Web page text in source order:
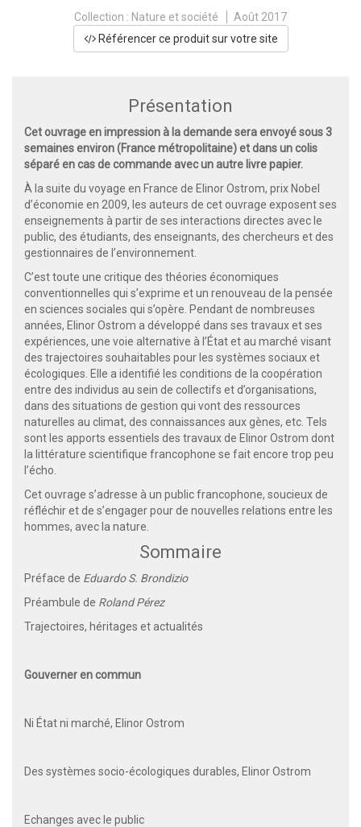
Collection : Nature et société
Août 2017
Référencer ce produit sur votre site
Présentation
Cet ouvrage en impression à la demande sera envoyé sous 3
semaines environ (France métropolitaine) et dans un colis
séparé en cas de commande avec un autre livre papier.
À la suite du voyage en France de Elinor Ostrom, prix Nobel
d’économie en 2009, les auteurs de cet ouvrage exposent ses
enseignements à partir de ses interactions directes avec le
public, des étudiants, des enseignants, des chercheurs et des
gestionnaires de l’environnement.
C’est toute une critique des théories économiques
conventionnelles qui s’exprime et un renouveau de la pensée
en sciences sociales qui s’opère. Pendant de nombreuses
années, Elinor Ostrom a développé dans ses travaux et ses
expériences, une voie alternative à l’État et au marché visant
des trajectoires souhaitables pour les systèmes sociaux et
écologiques. Elle a identifié les conditions de la coopération
entre des individus au sein de collectifs et d’organisations,
dans des situations de gestion qui vont des ressources
naturelles au climat, des connaissances aux gènes, etc. Tels
sont les apports essentiels des travaux de Elinor Ostrom dont
la littérature scientifique francophone se fait encore trop peu
l’écho.
Cet ouvrage s’adresse à un public francophone, soucieux de
réfléchir et de s’engager pour de nouvelles relations entre les
hommes, avec la nature.
Sommaire
Préface de Eduardo S. Brondizio
Préambule de Roland Pérez
Trajectoires, héritages et actualités
Gouverner en commun
Ni État ni marché, Elinor Ostrom
Des systèmes socio-écologiques durables, Elinor Ostrom
Echanges avec le public